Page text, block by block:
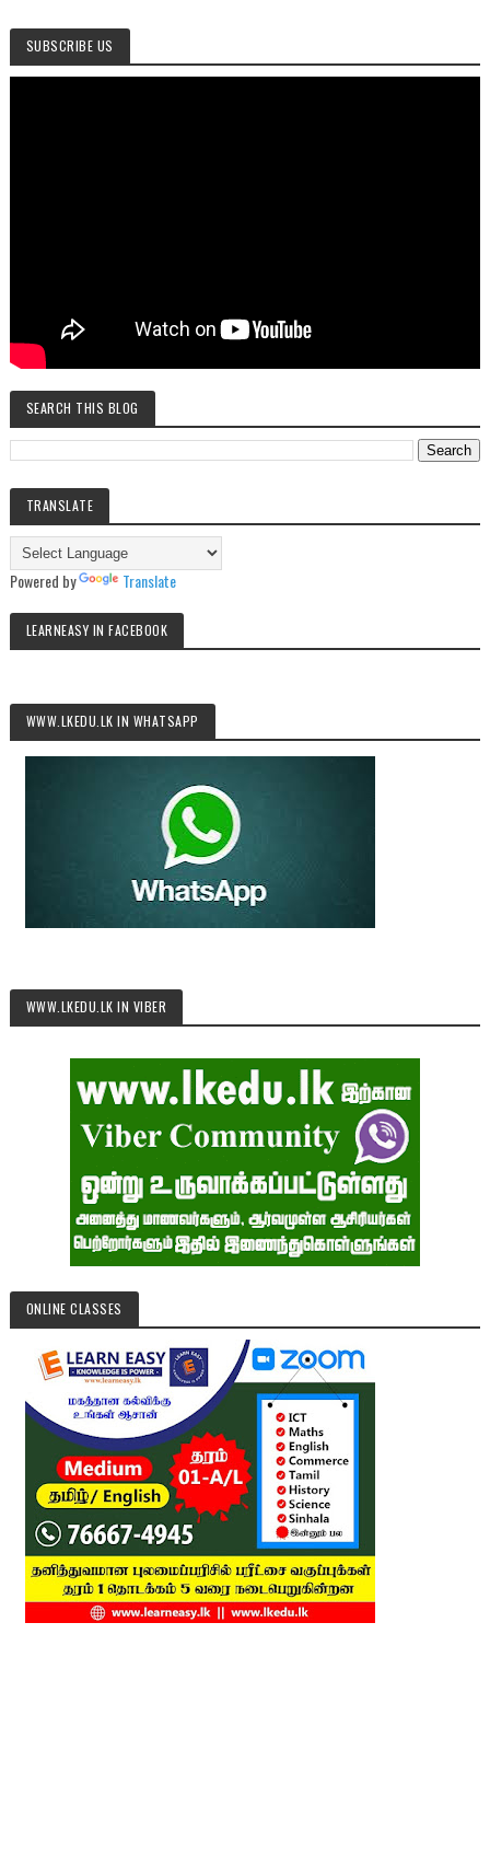
SUBSCRIBE US
SEARCH THIS BLOG
TRANSLATE
Powered by Translate
LEARNEASY IN FACEBOOK
WWW.LKEDU.LK IN WHATSAPP
WWW.LKEDU.LK IN VIBER
ONLINE CLASSES